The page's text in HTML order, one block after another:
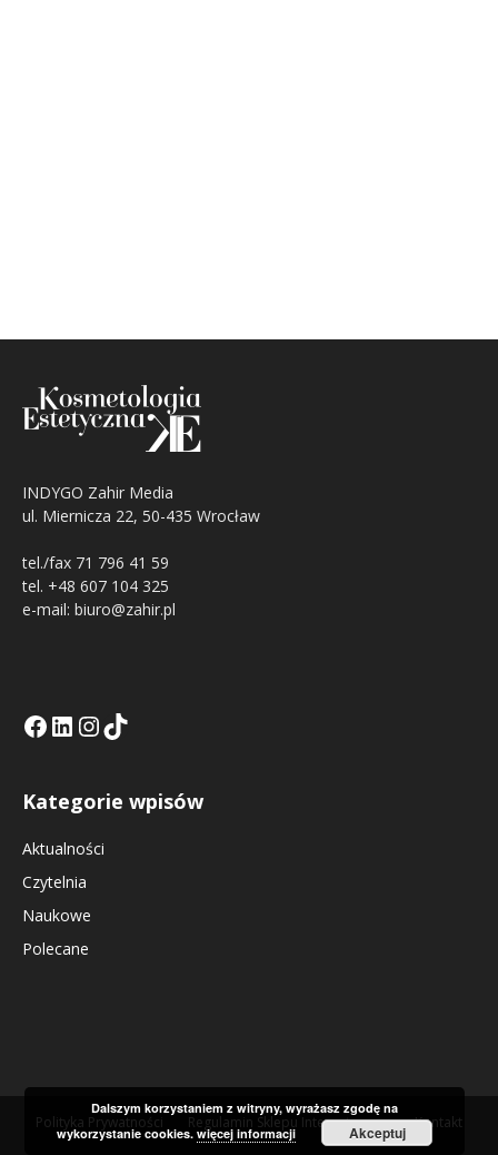
INDYGO Zahir Media
ul. Miernicza 22, 50-435 Wrocław
tel./fax 71 796 41 59
tel. +48 607 104 325
e-mail: biuro@zahir.pl
Facebook
LinkedIn
Tik Tok KEInstagramm KE
Kategorie wpisów
Aktualności
Czytelnia
Naukowe
Polecane
Polityka Prywatności Regulamin Sklepu Internetowego Kontakt
Dalszym korzystaniem z witryny, wyrażasz zgodę na
wykorzystanie cookies.więcej informacji Akceptuj